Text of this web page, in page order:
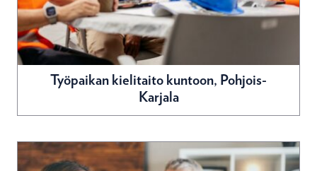
Työpaikan kielitaito kuntoon, Pohjois-
Karjala